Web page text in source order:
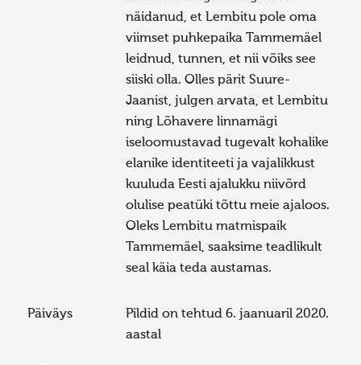
näidanud, et Lembitu pole oma
viimset puhkepaika Tammemäel
leidnud, tunnen, et nii võiks see
siiski olla. Olles pärit Suure-
Jaanist, julgen arvata, et Lembitu
ning Lõhavere linnamägi
iseloomustavad tugevalt kohalike
elanike identiteeti ja vajalikkust
kuuluda Eesti ajalukku niivõrd
olulise peatüki tõttu meie ajaloos.
Oleks Lembitu matmispaik
Tammemäel, saaksime teadlikult
seal käia teda austamas.
Päiväys
Pildid on tehtud 6. jaanuaril 2020.
aastal